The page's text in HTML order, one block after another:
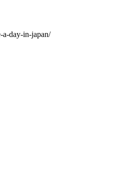
a-day-in-japan/